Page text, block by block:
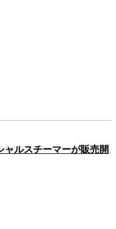
ャルスチーマーが販売開